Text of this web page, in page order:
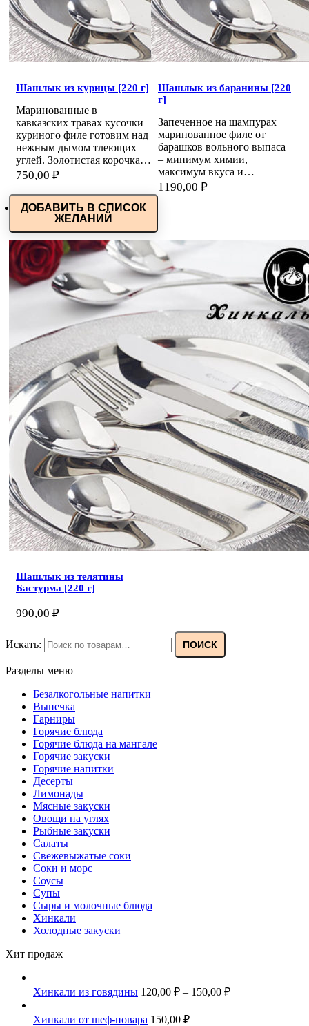
Шашлык из курицы [220 г]
Маринованные в
кавказских травах кусочки
куриного филе готовим над
нежным дымом тлеющих
углей. Золотистая корочка…
750,00 ₽
Шашлык из баранины [220
г]
Запеченное на шампурах
маринованное филе от
барашков вольного выпаса
– минимум химии,
максимум вкуса и…
1190,00 ₽
ДОБАВИТЬ В СПИСОК
ЖЕЛАНИЙ
Шашлык из телятины
Бастурма [220 г]
990,00 ₽
Искать: ПОИСК
Разделы меню
Безалкогольные напитки
Выпечка
Гарниры
Горячие блюда
Горячие блюда на мангале
Горячие закуски
Горячие напитки
Десерты
Лимонады
Мясные закуски
Овощи на углях
Рыбные закуски
Салаты
Свежевыжатые соки
Соки и морс
Соусы
Супы
Сыры и молочные блюда
Хинкали
Холодные закуски
Хит продаж
Хинкали из говядины 120,00 ₽ – 150,00 ₽
Хинкали от шеф-повара 150,00 ₽